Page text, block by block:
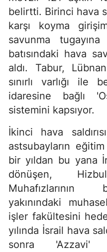
belirtti. Birinci hava
karşı koyma
savunma
batısındaki hava
aldı. Tabur,
sınırlı varlığı ile
idaresine bağlı
sistemini kapsıyor.
İkinci hava
astsubayların
bir yıldan bu yana
dönüşen,
yakınındaki
işler fakültesini
yılında İsrail hava
sonra 'Azzavi'